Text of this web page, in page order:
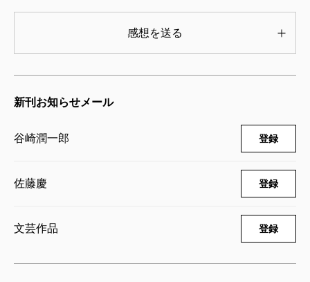
感想を送る
新刊お知らせメール
谷崎潤一郎 登録
佐藤慶 登録
文芸作品 登録